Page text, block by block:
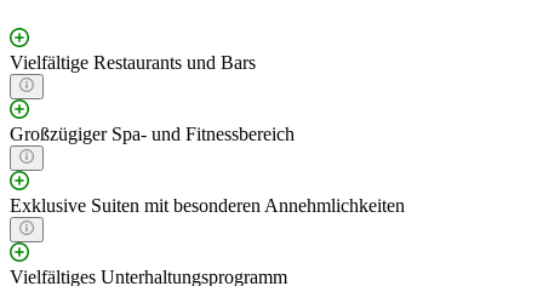
Vielfältige Restaurants und Bars
Großzügiger Spa- und Fitnessbereich
Exklusive Suiten mit besonderen Annehmlichkeiten
Vielfältiges Unterhaltungsprogramm